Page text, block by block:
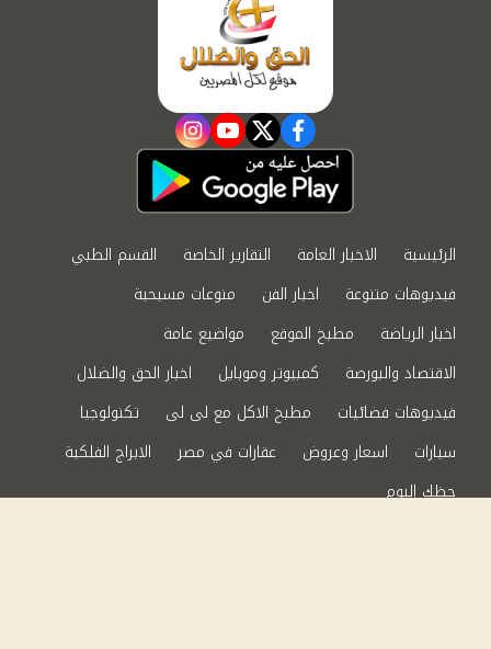
facebook
twitter
youtube
instagram
الرئيسية الاخبار العامة التقارير الخاصة
القسم الطبي
فيديوهات متنوعة
اخبار الفن
منوعات مسيحية
اخبار الرياضة
مطبخ الموقع
مواضيع عامة
الاقتصاد والبورصة
كمبيوتر وموبايل
اخبار الحق والضلال
فيديوهات فضائيات
مطبخ الاكل مع لى لى
تكنولوجيا
سيارات
اسعار وعروض عقارات في مصر
الابراج الفلكية
حظك اليوم